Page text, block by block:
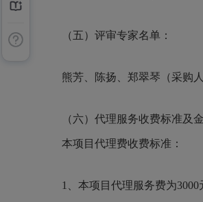
（五）评审专家名单：
熊芳 陈扬 郑翠琴 （采购
（六） 代理服务收费标准及金
本项目代理费收费标准：
1、 本项目代理服务费为